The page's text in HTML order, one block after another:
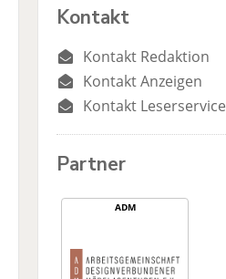
Kontakt
Kontakt Redaktion
Kontakt Anzeigen
Kontakt Leserservice
Partner
ADM